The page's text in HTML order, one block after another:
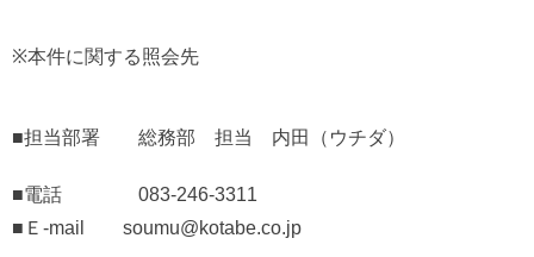
※本件に関する照会先
■担当部署 総務部 担当 内田（ウチダ）
■電話 083-246-3311
■Ｅ-mail soumu@kotabe.co.jp